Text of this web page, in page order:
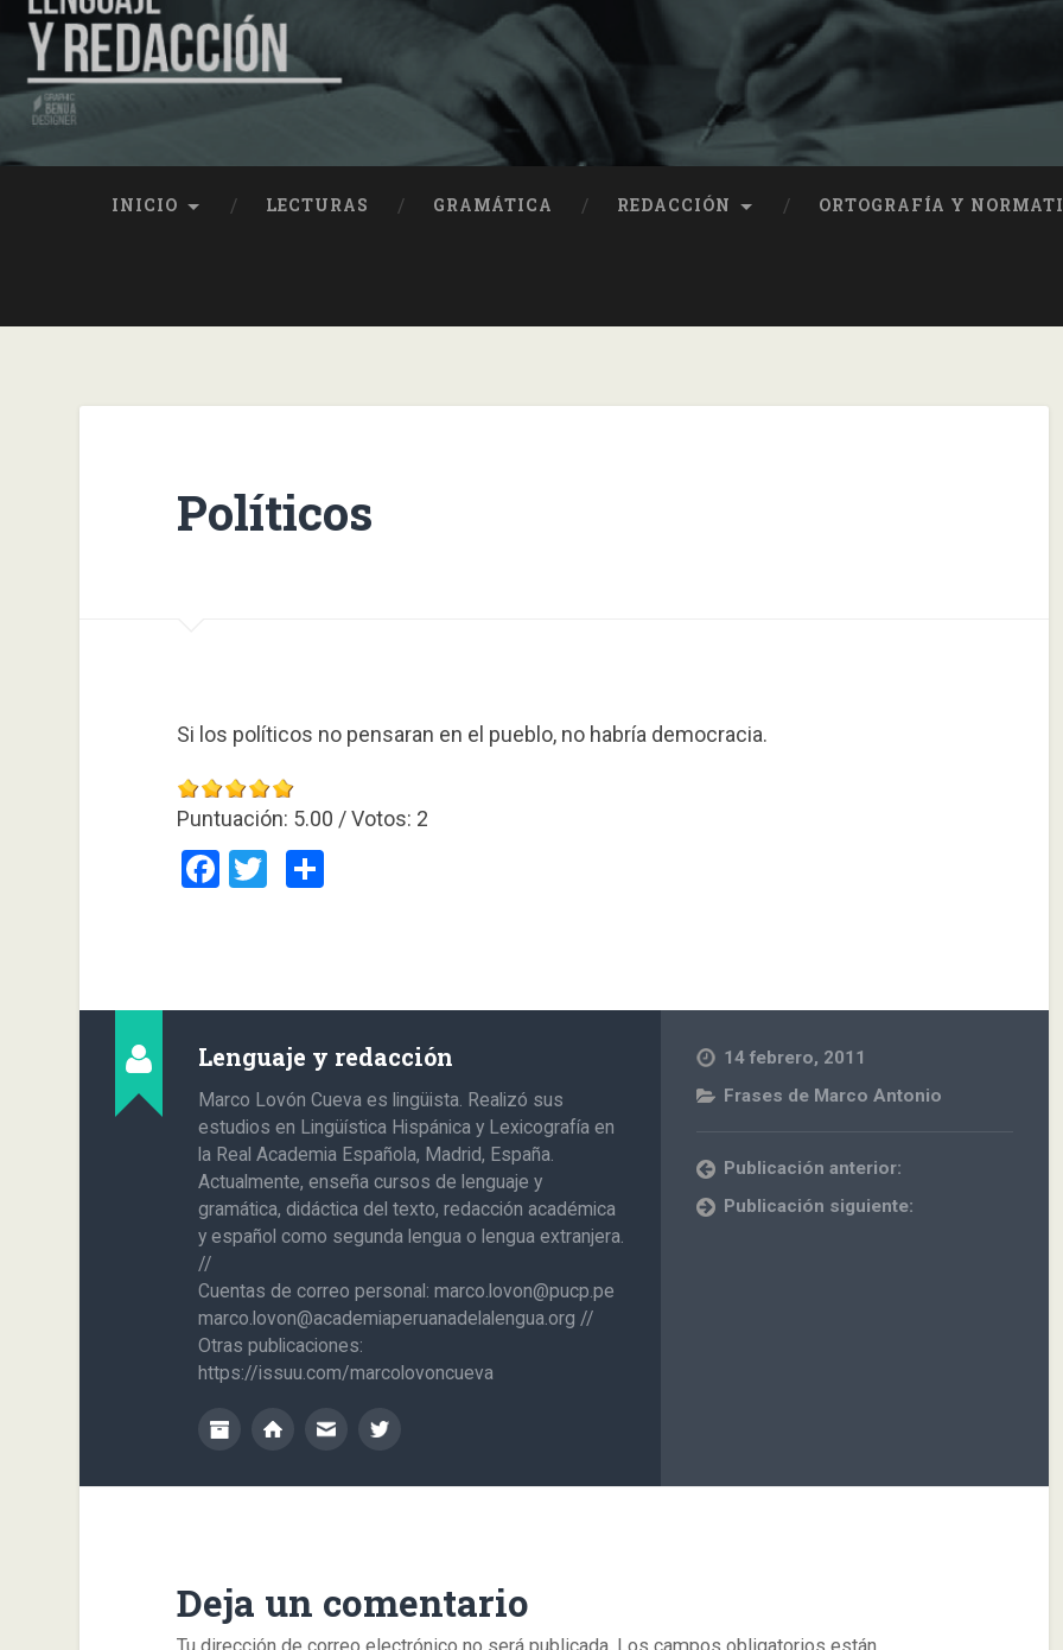
INICIO LECTURAS GRAMÁTICA REDACCIÓN ORTOGRAFÍA Y
Políticos
Si los políticos no pensaran en el pueblo, no habría democracia.
Puntuación: 5.00 / Votos: 2
Facebook
TwitterCompartir
Lenguaje y redacción
Marco Lovón Cueva es lingüista. Realizó sus
estudios en Lingüística Hispánica y Lexicografía en
la Real Academia Española, Madrid, España.
Actualmente, enseña cursos de lenguaje y
gramática, didáctica del texto, redacción académica
y español como segunda lengua o lengua extranjera.
//
Cuentas de correo personal: marco.lovon@pucp.pe
marco.lovon@academiaperuanadelalengua.org //
Otras publicaciones:
https://issuu.com/marcolovoncueva
14 febrero, 2011
Frases de Marco Antonio
Publicación anterior:
Publicación siguiente:
Deja un comentario
Tu dirección de correo electrónico no será publicada. Los campos obligatorios están